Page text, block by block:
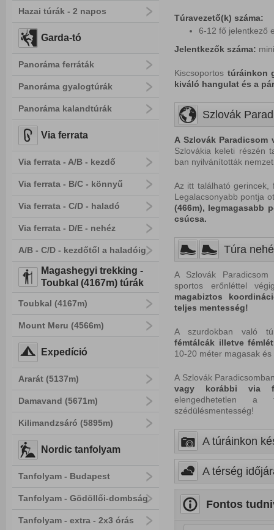
Hazai túrák - 2 napos
Garda-tó
Panoráma ferráták
Panoráma gyalogtúrák
Panoráma kalandtúrák
Via ferrata
Via ferrata - A/B - kezdő
Via ferrata - B/C - könnyű
Via ferrata - C/D - haladó
Via ferrata - D/E - nehéz
A/B - C/D - kezdőtől a haladóig
Magashegyi trekking -
Toubkal (4167m) túrák
Toubkal (4167m)
Mount Meru (4566m)
Expedíció
Ararát (5137m)
Damavand (5671m)
Kilimandzsáró (5895m)
Nordic tanfolyam
Tanfolyam - Budapest
Tanfolyam - Gödöllői-dombság
Tanfolyam - extra - 2x3 órás
Túravezető(k) száma:
6-12 fő jelentkező
Jelentkezők száma:
Kiscsoportos túráinkon
kiváló hangulat és a
Szlovák
A Szlovák Paradicsom
Szlovákia keleti részén
ban nyilvánították
Az itt található gerincek,
Legalacsonyabb pontja
(466m), legmagasabb
csúcsa.
Túra
A Szlovák
sportos erőnléttel
magabiztos
teljes mentesség!
A szurdokban való
fémtálcák illetve
10-20 méter magasak
A Szlovák
vagy korábbi via
elengedhetetlen a
szédülésmentesség!
A túráinkon
A térség
Fontos